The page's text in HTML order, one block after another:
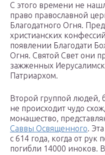
С этого времени не
право православной
Благодатного Огня.
христианских
появлении Благодати
Огня. Святой Свет они
зажженных
Патриархом.
Второй группой людей,
не происходит чудо
монашество,
Саввы Освященного.
с 614 года, когда от рук
погибли 14000 иноков.